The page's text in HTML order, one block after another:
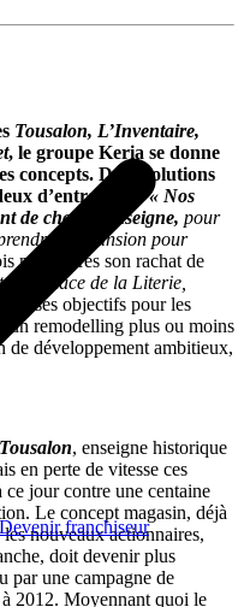
Devenir franchiseur
Tousalon, L’Inventaire,
, le groupe Keria se donne
concepts. Des évolutions
d’entre eux.
« Nos
de chaque enseigne, pour
l’expansion pour
mois après son rachat de
Place de la Literie,
ses objectifs pour les
un remodelling plus ou moins
de développement ambitieux,
Tousalon, enseigne historique
en perte de vitesse ces
ce jour contre une centaine
Le concept magasin, déjà
nouveaux actionnaires,
doit devenir plus
par une campagne de
à 2012. Moyennant quoi le